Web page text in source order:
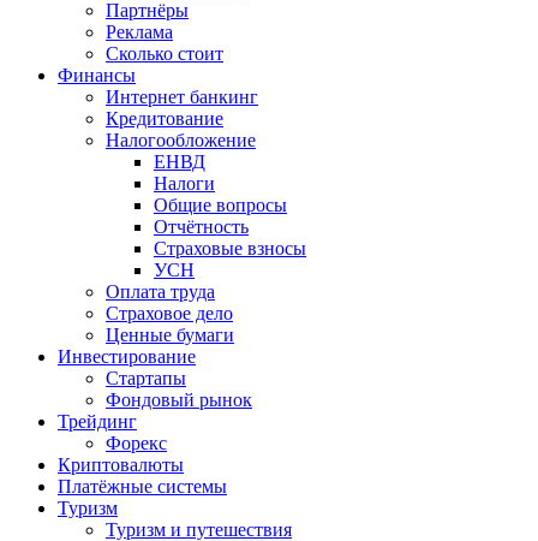
Партнёры
Реклама
Сколько стоит
Финансы
Интернет банкинг
Кредитование
Налогообложение
ЕНВД
Налоги
Общие вопросы
Отчётность
Страховые взносы
УСН
Оплата труда
Страховое дело
Ценные бумаги
Инвестирование
Стартапы
Фондовый рынок
Трейдинг
Форекс
Криптовалюты
Платёжные системы
Туризм
Туризм и путешествия